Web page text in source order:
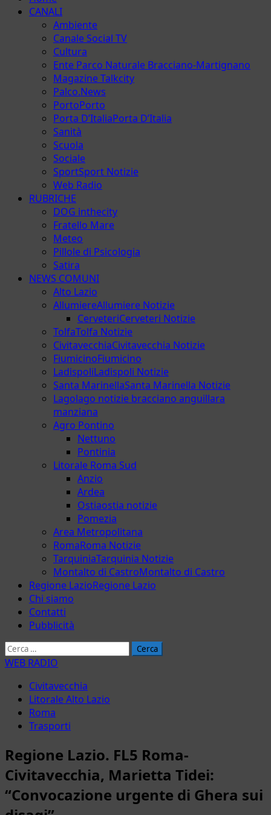
principale
CANALI
Ambiente
Canale Social TV
Cultura
Ente Parco Naturale Bracciano-Martignano
Magazine Talkcity
Palco.News
PortoPorto
Porta D’ItaliaPorta D’Italia
Sanità
Scuola
Sociale
SportSport Notizie
Web Radio
RUBRICHE
DOG inthecity
Fratello Mare
Meteo
Pillole di Psicologia
Satira
NEWS COMUNI
Alto Lazio
AllumiereAllumiere Notizie
CerveteriCerveteri Notizie
TolfaTolfa Notizie
CivitavecchiaCivitavecchia Notizie
FiumicinoFiumicino
LadispoliLadispoli Notizie
Santa MarinellaSanta Marinella Notizie
Lagolago notizie bracciano anguillara
manziana
Agro Pontino
Nettuno
Pontinia
Litorale Roma Sud
Anzio
Ardea
Ostiaostia notizie
Pomezia
Area Metropolitana
RomaRoma Notizie
TarquiniaTarquinia Notizie
Montalto di CastroMontalto di Castro
Regione LazioRegione Lazio
Chi siamo
Contatti
Pubblicità
Ricerca
per:
WEB RADIO
Civitavecchia
Litorale Alto Lazio
Roma
Trasporti
Regione Lazio. FL5 Roma-
Civitavecchia, Marietta Tidei:
“Convocazione urgente di Ghera sui